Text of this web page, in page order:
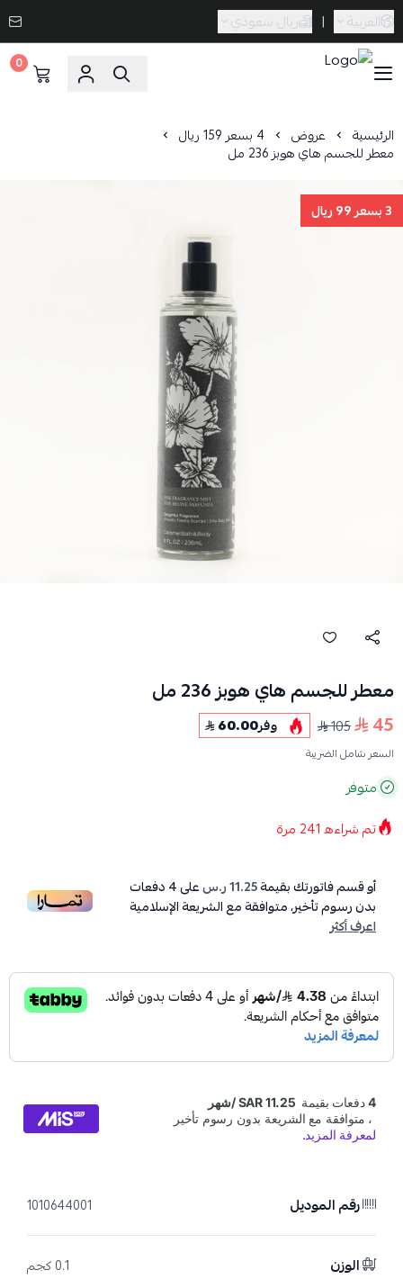
العربية | ريال سعودي
0
الرئيسية عروض 4 بسعر 159 ريال
معطر للجسم هاي هوبز 236 مل
3 بسعر 99 ريال
معطر للجسم هاي هوبز 236 مل
45
105 وفر60.00
السعر شامل الضريبة
متوفر
تم شراءه241 مرة
أو قسم فاتورتك بقيمة11.25 ر.س على4دفعات
بدون رسوم تأخير، متوافقة مع الشريعة الإسلامية
اعرف أكثر
رقم الموديل 1010644001
الوزن 0.1 كجم